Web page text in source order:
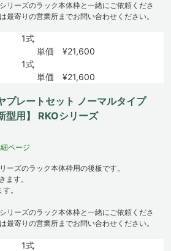
リーズのラック本体枠と一緒にご依頼くださ
最寄りの営業所までお問い合わせください。
1式
単価 ¥21,600
1式
単価 ¥21,600
プレートセット ノーマルタイプ
型用】 RKOシリーズ
ページ
ズのラック本体枠用の後板です。
ます。
。
リーズのラック本体枠と一緒にご依頼くださ
最寄りの営業所までお問い合わせください。
1式